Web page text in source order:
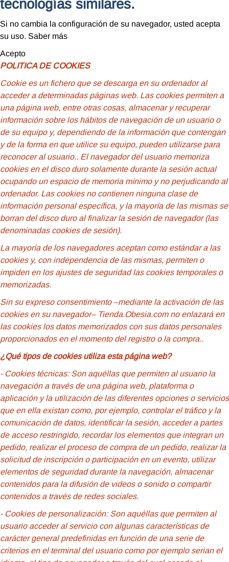
tecnologías similares.
Si no cambia la configuración de su navegador, usted acepta
su uso. Saber más
Acepto
POLITICA DE COOKIES
Cookie es un fichero que se descarga en su ordenador al
acceder a determinadas páginas web. Las cookies permiten a
una página web, entre otras cosas, almacenar y recuperar
información sobre los hábitos de navegación de un usuario o
de su equipo y, dependiendo de la información que contengan
y de la forma en que utilice su equipo, pueden utilizarse para
reconocer al usuario.. El navegador del usuario memoriza
cookies en el disco duro solamente durante la sesión actual
ocupando un espacio de memoria mínimo y no perjudicando al
ordenador. Las cookies no contienen ninguna clase de
información personal específica, y la mayoría de las mismas se
borran del disco duro al finalizar la sesión de navegador (las
denominadas cookies de sesión).
La mayoría de los navegadores aceptan como estándar a las
cookies y, con independencia de las mismas, permiten o
impiden en los ajustes de seguridad las cookies temporales o
memorizadas.
Sin su expreso consentimiento –mediante la activación de las
cookies en su navegador– Tienda.Obesia.com no enlazará en
las cookies los datos memorizados con sus datos personales
proporcionados en el momento del registro o la compra..
¿Qué tipos de cookies utiliza esta página web?
- Cookies técnicas: Son aquéllas que permiten al usuario la
navegación a través de una página web, plataforma o
aplicación y la utilización de las diferentes opciones o servicios
que en ella existan como, por ejemplo, controlar el tráfico y la
comunicación de datos, identificar la sesión, acceder a partes
de acceso restringido, recordar los elementos que integran un
pedido, realizar el proceso de compra de un pedido, realizar la
solicitud de inscripción o participación en un evento, utilizar
elementos de seguridad durante la navegación, almacenar
contenidos para la difusión de videos o sonido o compartir
contenidos a través de redes sociales.
- Cookies de personalización: Son aquéllas que permiten al
usuario acceder al servicio con algunas características de
carácter general predefinidas en función de una serie de
criterios en el terminal del usuario como por ejemplo serian el